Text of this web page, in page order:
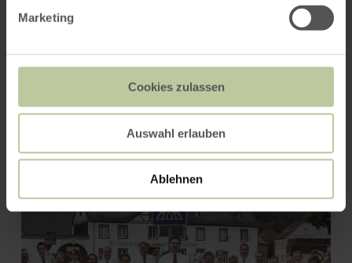
Marketing
Cookies zulassen
Auswahl erlauben
Ablehnen
Michaelsmarkt in Bad
05.09. - 06.09.2026